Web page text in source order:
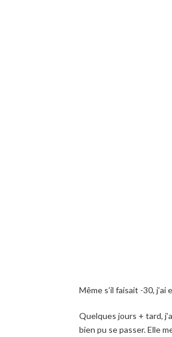
Même s’il faisait -30,
Quelques jours + tard,
bien pu se passer. Elle